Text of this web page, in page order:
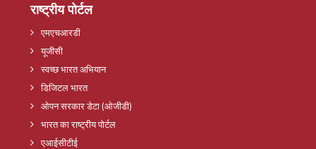
राष्ट्रीय पोर्टल
एमएचआरडी
यूजीसी
स्वच्छ भारत अभियान
डिजिटल भारत
ओपन सरकार डेटा (ओजीडी)
भारत का राष्ट्रीय पोर्टल
एआईसीटीई